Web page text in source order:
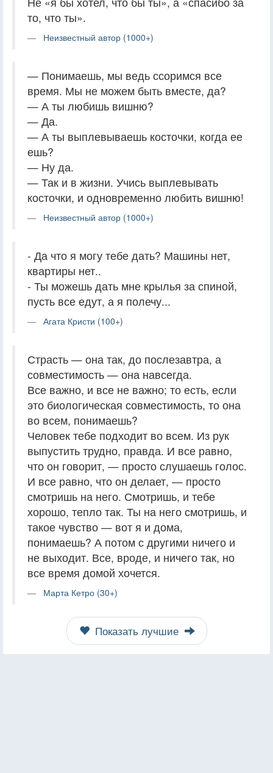
то, что ты».
Неизвестный автор (1000+)
— Понимаешь, мы ведь ссоримся все
время. Мы не можем быть вместе, да?
— А ты любишь вишню?
— Да.
— А ты выплевываешь косточки, когда ее
ешь?
— Ну да.
— Так и в жизни. Учись выплевывать
косточки, и одновременно любить вишню!
Неизвестный автор (1000+)
- Да что я могу тебе дать? Машины нет,
квартиры нет..
- Ты можешь дать мне крылья за спиной,
пусть все едут, а я полечу...
Агата Кристи (100+)
Страсть — она так, до послезавтра, а
совместимость — она навсегда.
Все важно, и все не важно; то есть, если
это биологическая совместимость, то она
во всем, понимаешь?
Человек тебе подходит во всем. Из рук
выпустить трудно, правда. И все равно,
что он говорит, — просто слушаешь голос.
И все равно, что он делает, — просто
смотришь на него. Смотришь, и тебе
хорошо, тепло так. Ты на него смотришь, и
такое чувство — вот я и дома,
понимаешь? А потом с другими ничего и
не выходит. Все, вроде, и ничего так, но
все время домой хочется.
Марта Кетро (30+)
Показать лучшие